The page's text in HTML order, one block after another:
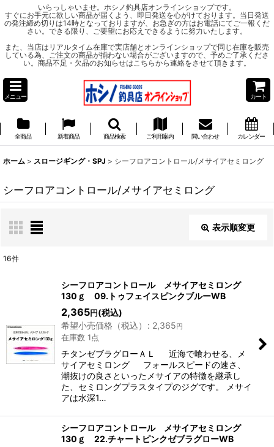
いらっしゃいませ。ホシノ釣具店オンラインショップです。
すぐにお手元に欲しい商品が届くよう、即日発送を心がけております。当日発送
の発注締め切りは14時となっておりますが、お急ぎの方はお電話にてご一報くだ
さい。できる限り、ご要望にお応えできるように努力いたします。
また、当店はリアルタイム在庫で実店舗とオンラインショップで同じ在庫を販売
している為、ご注文の商品が揃わない場合がございますので、予めご了承くださ
い。商品不足・欠品のお知らせはこちらから連絡をさせて頂きます。
メニュー カート
全商品 新着商品 商品検索 ご利用案内 問い合わせ カレンダー
ホーム > スロージギング・SPJ > シーフロアコントロール/メサイアセミロング
シーフロアコントロール/メサイアセミロング
表示順変更
絞り込む
16件
シーフロアコントロール メサイアセミロング
130ｇ 09.トゥフェイスピンクブルーWB
2,365円(税込)
希望小売価格（税込）
: 2,365円
在庫数 1点
チタンゼブラグローＡＬ 近海で喰わせる、メ
サイアセミロング フォールスピードの速さ、
潮抜けの良さといったメサイアの特徴を継承し
た、セミロングプラスタイプのジグです。 メサイ
アは水深1…
シーフロアコントロール メサイアセミロング
130ｇ 22.チャートピンクゼブラグローWB